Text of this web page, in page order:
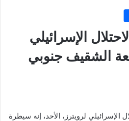
الإسرائيلي
الشقيف جنوبي
الإسرائيلي لرويترز، الأحد، إنه سيطرة